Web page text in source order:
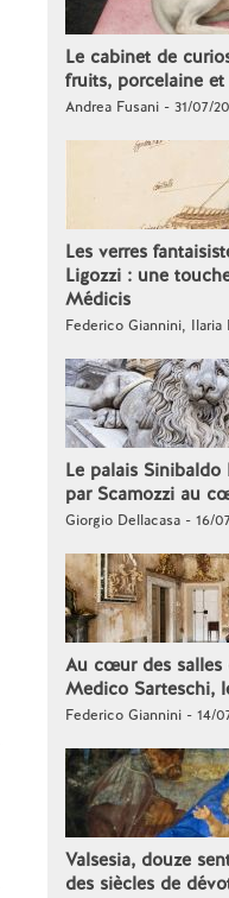
Le cabinet de
fruits, porcelaine
Andrea Fusani - 31/07/
Les verres
Ligozzi : une
Médicis
Federico Giannini, Ilaria
Le palais
par Scamozzi au
Giorgio Dellacasa - 16/
Au cœur des salles
Medico Sarteschi,
Federico Giannini - 14/
Valsesia, douze
des siècles de